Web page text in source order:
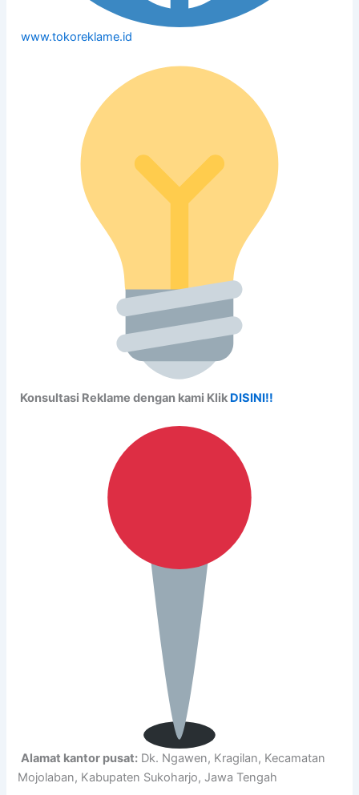
www.tokoreklame.id
Konsultasi Reklame dengan kami Klik DISINI!!
Alamat kantor pusat: Dk. Ngawen, Kragilan, Kecamatan
Mojolaban, Kabupaten Sukoharjo, Jawa Tengah